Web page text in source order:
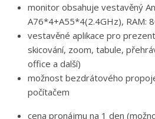
monitor obsahuje vestavěný
A76*4+A55*4(2.4GHz), RAM:
vestavěné aplikace pro
skicování, zoom, tabule,
office a další)
možnost bezdrátového
počítačem
cena pronájmu na 1 den